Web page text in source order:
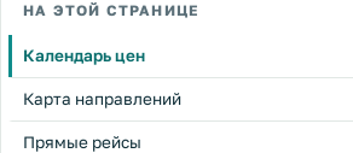
НА ЭТОЙ СТРАНИЦЕ
Календарь цен
Карта направлений
Прямые рейсы